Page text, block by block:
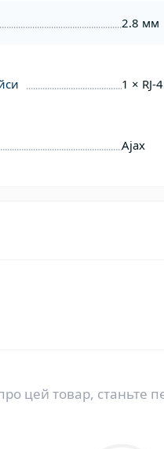
2.8 мм
1 × RJ-
Ajax
цей товар, станьте